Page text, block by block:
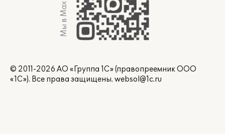
Мы в Max
© 2011-2026 АО «Группа 1С» (правопреемник ООО
«1С»). Все права защищены. websol@1c.ru